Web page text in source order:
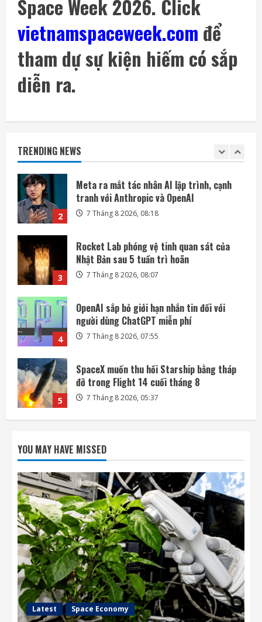
Space Week 2026. Click
vietnamspaceweek.com để
tham dự sự kiện hiếm có sắp
diễn ra.
TRENDING NEWS
5
đỡ trong Flight 14 cuối tháng 8
7 Tháng 8 2026, 05:37
1
Ba công ty điển hình phát triển công nghệ
trồng cây trên Mặt Trăng
2
Meta ra mắt tác nhân AI lập trình, cạnh
3
Rocket Lab phóng vệ tinh quan sát của
Nhật Bản sau 5 tuần trì hoãn
7 Tháng 8 2026, 08:07
4
OpenAI sắp bỏ giới hạn nhắn tin đối với
người dùng ChatGPT miễn phí
7 Tháng 8 2026, 07:55
5
SpaceX muốn thu hồi Starship bằng tháp
đỡ trong Flight 14 cuối tháng 8
7 Tháng 8 2026, 05:37
1
Ba công ty điển hình phát triển công nghệ
trồng cây trên Mặt Trăng
7 Tháng 8 2026, 12:00
2
tranh với Anthropic và OpenAI
7 Tháng 8 2026, 08:18
3
Rocket Lab phóng vệ tinh quan sát của
Nhật Bản sau 5 tuần trì hoãn
7 Tháng 8 2026, 08:07
4
OpenAI sắp bỏ giới hạn nhắn tin đối với
người dùng ChatGPT miễn phí
7 Tháng 8 2026, 07:55
YOU MAY HAVE MISSED
Latest Space Economy